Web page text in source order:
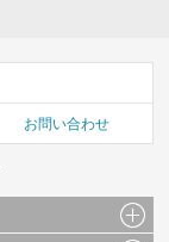
お問い合わせ